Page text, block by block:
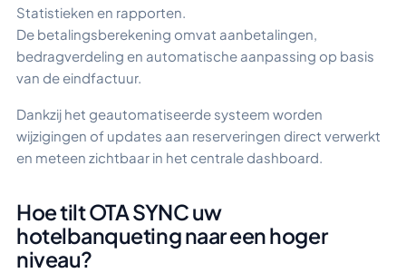
Statistieken en rapporten.
De betalingsberekening omvat aanbetalingen,
bedragverdeling en automatische aanpassing op basis
van de eindfactuur.
Dankzij het geautomatiseerde systeem worden
wijzigingen of updates aan reserveringen direct verwerkt
en meteen zichtbaar in het centrale dashboard.
Hoe tilt OTA SYNC uw
hotelbanqueting naar een hoger
niveau?